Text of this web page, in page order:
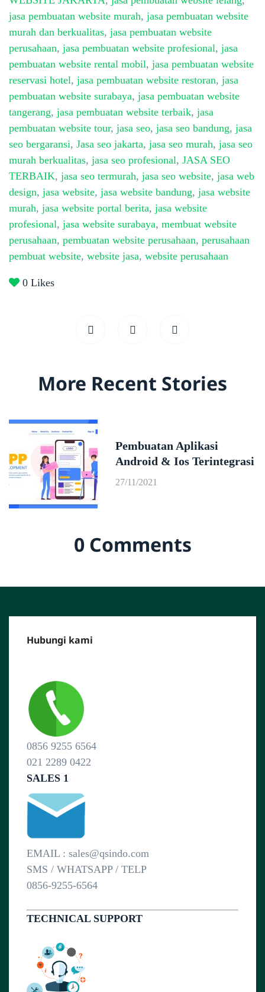
jasa pembuatan website murah, jasa pembuatan website
murah dan berkualitas, jasa pembuatan website
perusahaan, jasa pembuatan website profesional, jasa
pembuatan website rental mobil, jasa pembuatan website
reservasi hotel, jasa pembuatan website restoran, jasa
pembuatan website surabaya, jasa pembuatan website
tangerang, jasa pembuatan website terbaik, jasa
pembuatan website tour, jasa seo, jasa seo bandung, jasa
seo bergaransi, Jasa seo jakarta, jasa seo murah, jasa seo
murah berkualitas, jasa seo profesional, JASA SEO
TERBAIK, jasa seo termurah, jasa seo website, jasa web
design, jasa website, jasa website bandung, jasa website
murah, jasa website portal berita, jasa website
profesional, jasa website surabaya, membuat website
perusahaan, pembuatan website perusahaan, perusahaan
pembuat website, website jasa, website perusahaan
0 Likes
More Recent Stories
Pembuatan Aplikasi
Android & Ios Terintegrasi
27/11/2021
0 Comments
Hubungi kami
0856 9255 6564
021 2289 0422
SALES 1
EMAIL : sales@qsindo.com
SMS / WHATSAPP / TELP
0856-9255-6564
TECHNICAL SUPPORT